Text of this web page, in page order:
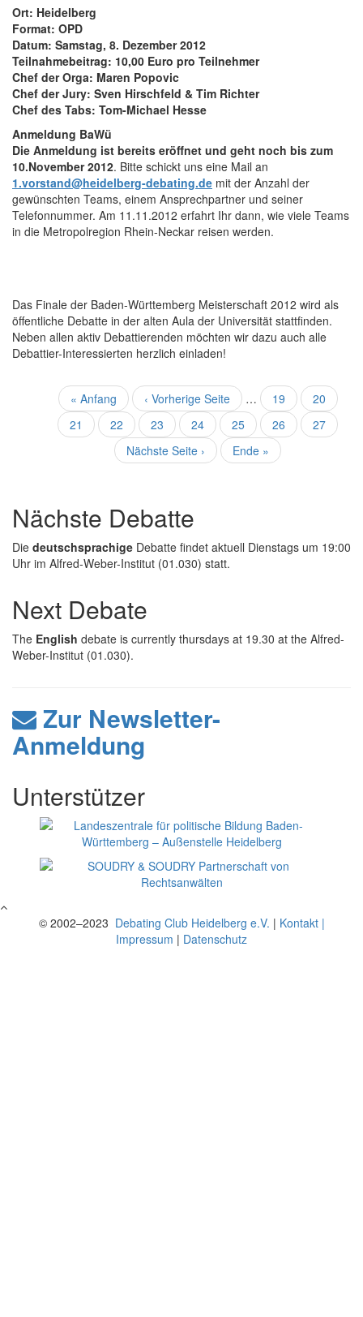
Ort: Heidelberg
Format: OPD
Datum: Samstag, 8. Dezember 2012
Teilnahmebeitrag: 10,00 Euro pro Teilnehmer
Chef der Orga: Maren Popovic
Chef der Jury: Sven Hirschfeld & Tim Richter
Chef des Tabs: Tom-Michael Hesse
Anmeldung BaWü
Die Anmeldung ist bereits eröffnet und geht noch bis zum
10.November 2012. Bitte schickt uns eine Mail an
1.vorstand@heidelberg-debating.de mit der Anzahl der
gewünschten Teams, einem Ansprechpartner und seiner
Telefonnummer. Am 11.11.2012 erfahrt Ihr dann, wie viele Teams
in die Metropolregion Rhein-Neckar reisen werden.
Das Finale der Baden-Württemberg Meisterschaft 2012 wird als
öffentliche Debatte in der alten Aula der Universität stattfinden.
Neben allen aktiv Debattierenden möchten wir dazu auch alle
Debattier-Interessierten herzlich einladen!
Seitennummerierung
Erste
Seite
« Anfang
Vorherige
Seite
‹ Vorherige Seite … Seite
19 Seite
20
Seite
21 Seite
22
Aktuelle
Seite
23 Seite
24 Seite
25 Seite
26 Seite
27
Nächste
Seite
Nächste Seite ›
Letzte
Seite
Ende »
Nächste Debatte
Die deutschsprachige Debatte findet aktuell Dienstags um 19:00
Uhr im Alfred-Weber-Institut (01.030) statt.
Next Debate
The English debate is currently thursdays at 19.30 at the Alfred-
Weber-Institut (01.030).
Zur Newsletter-
Anmeldung
Unterstützer
© 2002–2023 Debating Club Heidelberg e.V. | Kontakt |
Impressum | Datenschutz